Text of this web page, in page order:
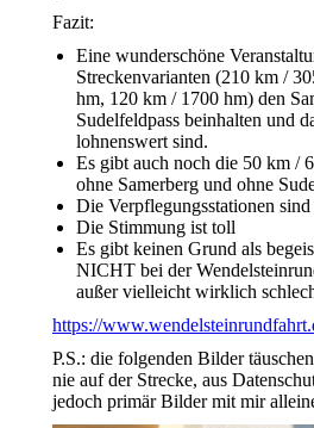
Fazit:
Eine wunderschöne
Streckenvarianten (210 km /
hm, 120 km / 1700 hm) den
Sudelfeldpass beinhalten und
lohnenswert sind.
Es gibt auch noch die 50 km /
ohne Samerberg und ohne
Die Verpflegungsstationen
Die Stimmung ist toll
Es gibt keinen Grund als
NICHT bei der
außer vielleicht wirklich
https://
P.S.: die folgenden Bilder
nie auf der Strecke, aus
jedoch primär Bilder mit mir